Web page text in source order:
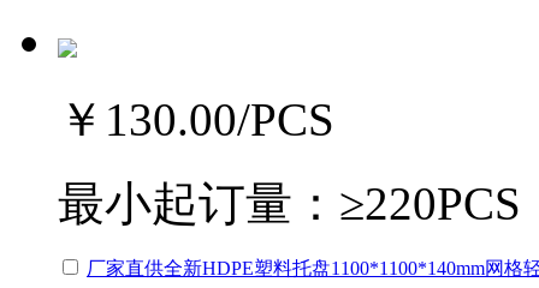
￥130.00/PCS
最小起订量： ≥220PCS
厂家直供全新HDPE塑料托盘1100*1100*140mm网格